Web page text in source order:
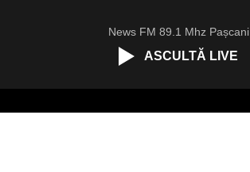
News FM 89.1 Mhz Pașcani
ASCULTĂ LIVE